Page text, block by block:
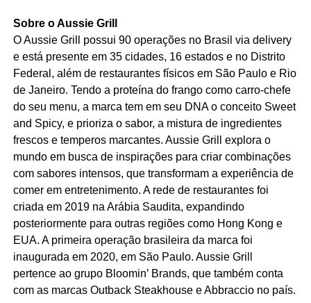
Sobre o Aussie Grill
O Aussie Grill possui 90 operações no Brasil via delivery
e está presente em 35 cidades, 16 estados e no Distrito
Federal, além de restaurantes físicos em São Paulo e Rio
de Janeiro. Tendo a proteína do frango como carro-chefe
do seu menu, a marca tem em seu DNA o conceito Sweet
and Spicy, e prioriza o sabor, a mistura de ingredientes
frescos e temperos marcantes. Aussie Grill explora o
mundo em busca de inspirações para criar combinações
com sabores intensos, que transformam a experiência de
comer em entretenimento. A rede de restaurantes foi
criada em 2019 na Arábia Saudita, expandindo
posteriormente para outras regiões como Hong Kong e
EUA. A primeira operação brasileira da marca foi
inaugurada em 2020, em São Paulo. Aussie Grill
pertence ao grupo Bloomin’ Brands, que também conta
com as marcas Outback Steakhouse e Abbraccio no país.